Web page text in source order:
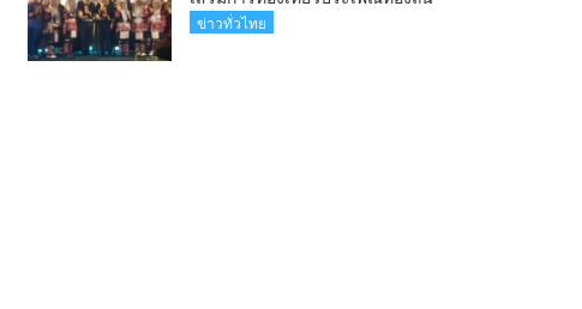
วิถีชาติพันธุ์ล้านนา(คลิป)
ข่าวทั่วไทย